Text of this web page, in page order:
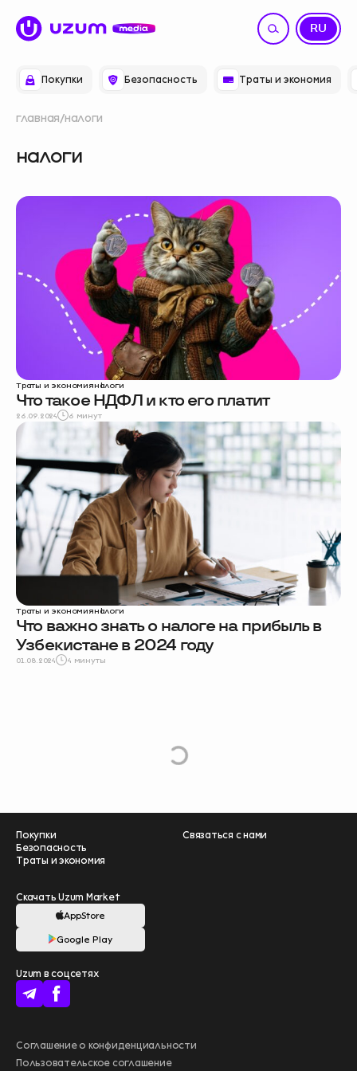
Покупки Безопасность Траты и экономия
RU
UZ
главная налоги
налоги
Траты и экономияналоги
Что такое НДФЛ и кто его платит
26.09.2024 6 минут
Траты и экономияналоги
Что важно знать о налоге на прибыль в
Узбекистане в 2024 году
01.08.2024 4 минуты
L
o
a
d
M
o
r
e
Покупки
Безопасность
Траты и экономия
Связаться с нами
Скачать Uzum Market
AppStore
Google Play
Соглашение о конфиденциальности
Пользовательское соглашение
Uzum в соцсетях
Больше выгоды
с Uzum Bank
Помогите нам
стать лучше –
пройдите опрос